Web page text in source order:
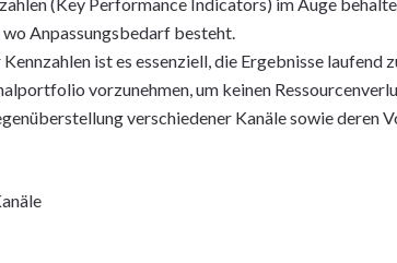
Anpassungsbedarf besteht.
ist es essenziell, die Ergebnisse laufend
vorzunehmen, um keinen
verschiedener Kanäle sowie deren